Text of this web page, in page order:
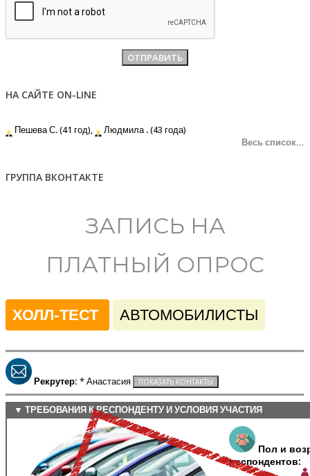
НА САЙТЕ ON-LINE
Пешева С. (41 год),
Людмила . (43 года)
Весь список...
ГРУППА ВКОНТАКТЕ
ЗАПИСЬ НА
ПЛАТНЫЙ ОПРОС
ХОЛЛ-ТЕСТ АВТОМОБИЛИСТЫ
Рекрутер: * Анастасия
▼ ТРЕБОВАНИЯ К РЕСПОНДЕНТУ И УСЛОВИЯ УЧАСТИЯ
Пол и
респондентов: